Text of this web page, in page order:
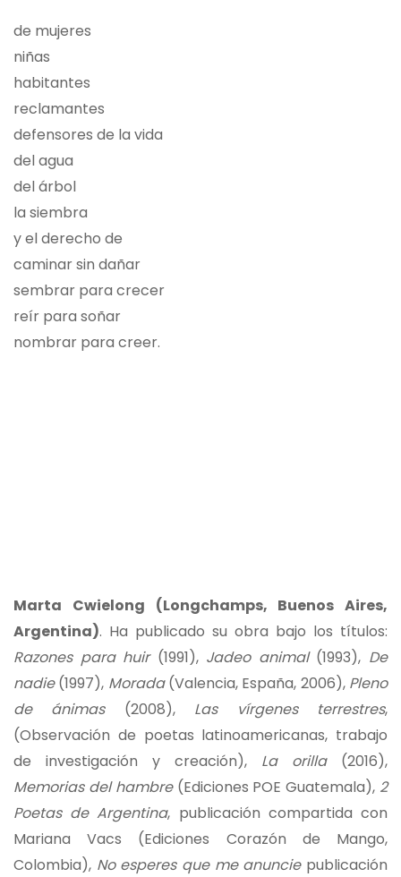
de mujeres
niñas
habitantes
reclamantes
defensores de la vida
del agua
del árbol
la siembra
y el derecho de
caminar sin dañar
sembrar para crecer
reír para soñar
nombrar para creer.
Marta Cwielong (Longchamps, Buenos Aires,
Argentina). Ha publicado su obra bajo los títulos:
Razones para huir(1991), Jadeo animal(1993), De
nadie(1997), Morada(Valencia, España, 2006), Pleno
de ánimas(2008), Las vírgenes terrestres,
(Observación de poetas latinoamericanas, trabajo
de investigación y creación), La orilla(2016),
Memorias del hambre(Ediciones POE Guatemala), 2
Poetas de Argentina, publicación compartida con
Mariana Vacs (Ediciones Corazón de Mango,
Colombia), No esperes que me anunciepublicación